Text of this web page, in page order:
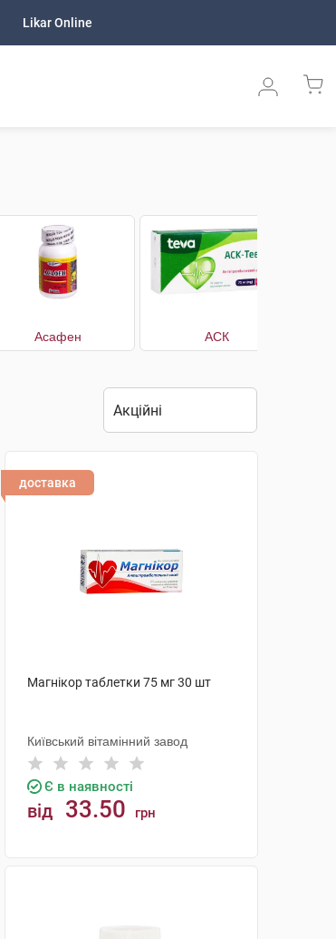
Likar Online
Асафен АСК
доставка
Магнікор таблетки 75 мг 30 шт
Київський вітамінний завод
Є в наявності
від 33.50 грн